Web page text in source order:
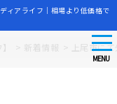
ィアライフ｜相場より低価格で
MENU
新着情報 上尾市に